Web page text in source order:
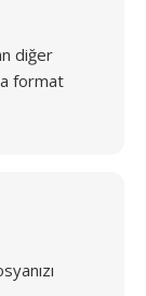
diğer
format